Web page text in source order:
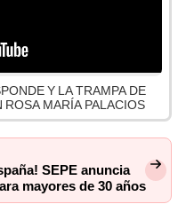
Y LA TRAMPA DE
MARÍA PALACIOS
SEPE anuncia
mayores de 30 años